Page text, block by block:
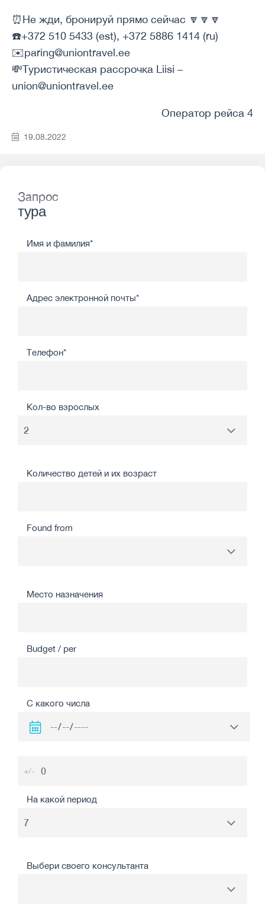
⏰Не жди, бронируй прямо сейчас 🔽🔽🔽
☎️+372 510 5433 (est), +372 5886 1414 (ru)
✉️paring@uniontravel.ee
💸Туристическая рассрочка Liisi –
union@uniontravel.ee
Оператор рейса 4
19.08.2022
Запрос
тура
Имя и фамилия*
Адрес электронной почты*
Телефон*
Кол-во взрослых
Количество детей и их возраст
Found from
Место назначения
Budget / per
С какого числа
+/-
На какой период
Выбери своего консультанта